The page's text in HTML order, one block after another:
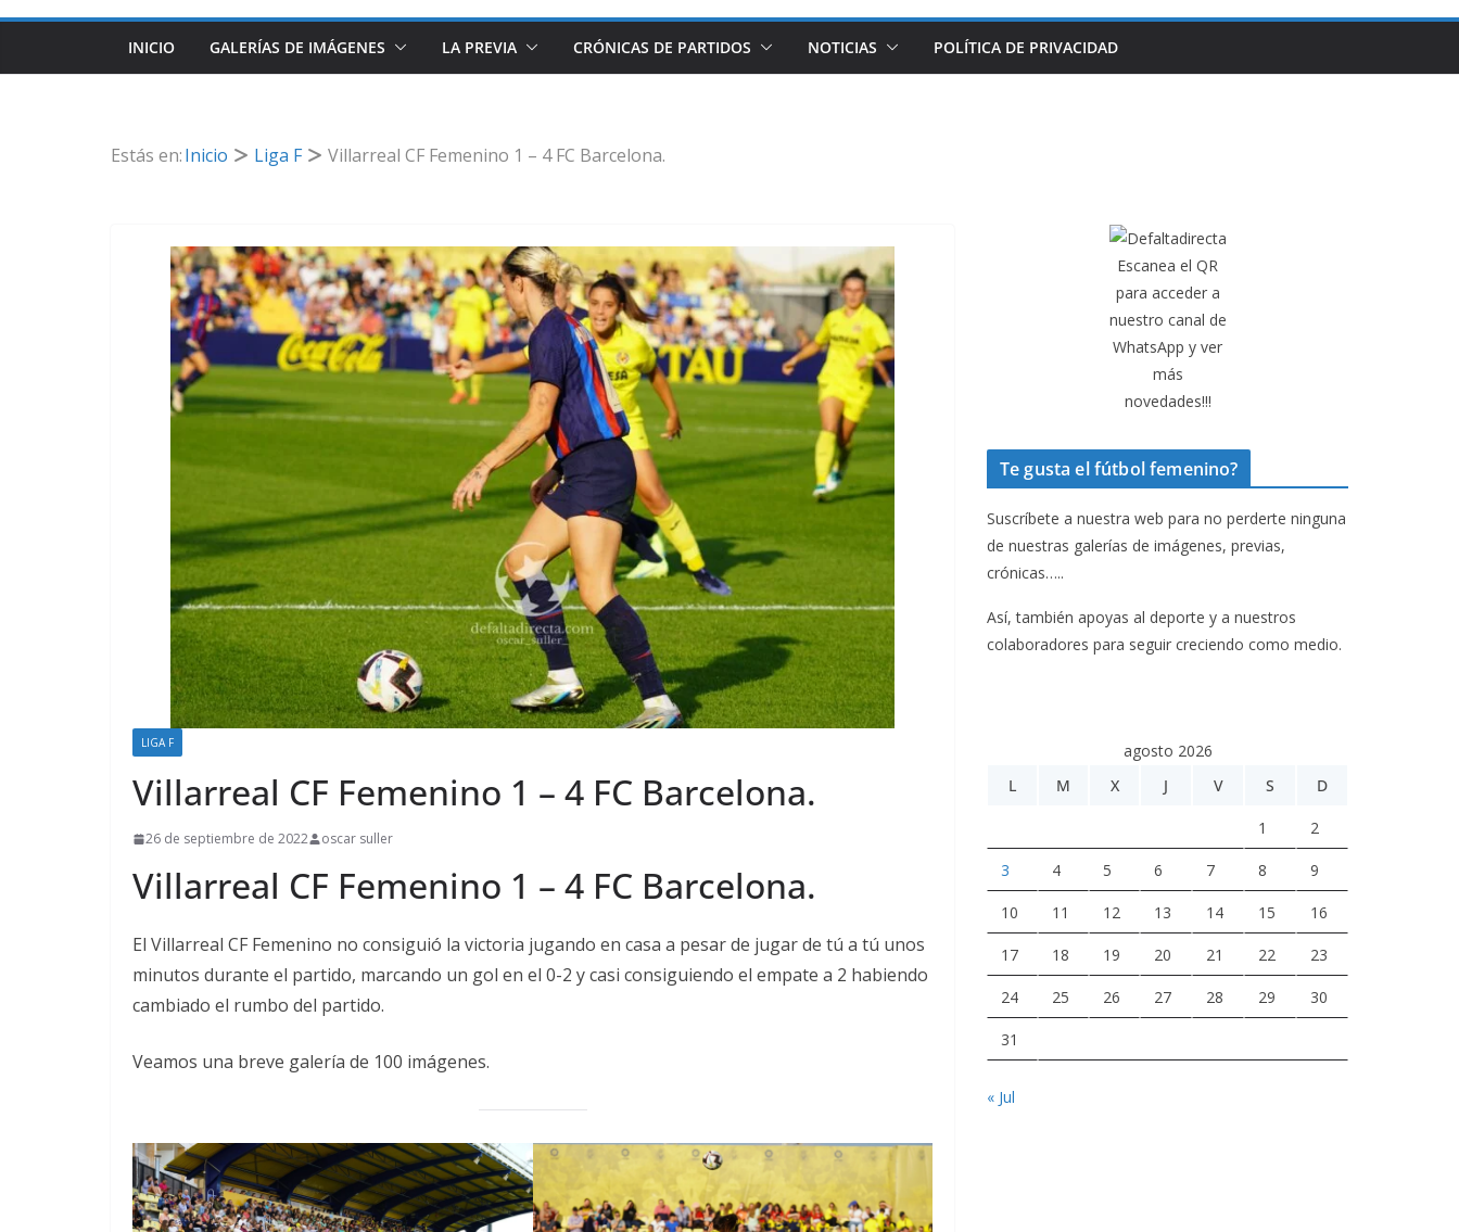
INICIO GALERÍAS DE IMÁGENES LA PREVIA CRÓNICAS DE PARTIDOS NOTICIAS POLÍTICA DE PRIVACIDAD
Estás en:Inicio Liga F Villarreal CF Femenino 1 – 4 FC Barcelona.
LIGA F
Villarreal CF Femenino 1 – 4 FC Barcelona.
26 de septiembre de 2022 oscar suller
Villarreal CF Femenino 1 – 4 FC Barcelona.
El Villarreal CF Femenino no consiguió la victoria jugando en casa a pesar de jugar de tú a tú unos
minutos durante el partido, marcando un gol en el 0-2 y casi consiguiendo el empate a 2 habiendo
cambiado el rumbo del partido.
Veamos una breve galería de 100 imágenes.
Escanea el QR
para acceder a
nuestro canal de
WhatsApp y ver
más
novedades!!!
Te gusta el fútbol femenino?
Suscríbete a nuestra web para no perderte ninguna
de nuestras galerías de imágenes, previas,
crónicas…..
Así, también apoyas al deporte y a nuestros
colaboradores para seguir creciendo como medio.
agosto 2026
L
M X J V S D
1 2
3 4 5 6 7 8 9
10 11 12 13 14 15 16
17 18 19 20 21 22 23
24 25 26 27 28 29 30
31
« Jul